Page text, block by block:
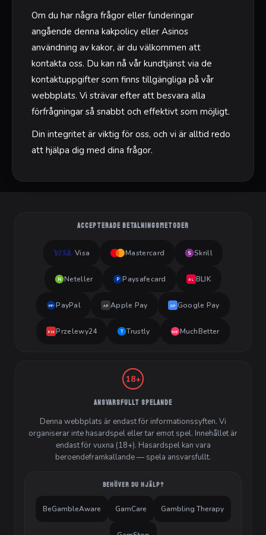
Om du har några frågor eller funderingar
angående denna kakpolicy eller Asinos
användning av kakor, är du välkommen att
kontakta oss. Du kan nå vår kundtjänst via de
kontaktuppgifter som finns tillgängliga på vår
webbplats. Vi strävar efter att besvara alla
förfrågningar så snabbt och effektivt som möjligt.
Din integritet är viktig för oss, och vi är alltid redo
att hjälpa dig med dina frågor.
ACCEPTERADE BETALNINGSMETODER
Visa Mastercard S Skrill
N Neteller P Paysafecard BL BLIK
PP PayPal AP Apple Pay GP Google Pay
P24 Przelewy24 T Trustly MB MuchBetter
18+
ANSVARSFULLT SPELANDE
Denna webbplats är endast för informationssyften. Vi
organiserar inte hasardspel eller tar emot spel. Innehållet är
endast för vuxna (18+). Hasardspel kan vara
beroendeframkallande — spela ansvarsfullt.
BEHÖVER DU HJÄLP?
BeGambleAware GamCare Gambling Therapy